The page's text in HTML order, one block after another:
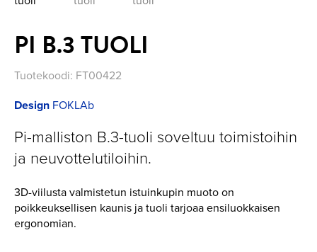
PI B.3 TUOLI
Tuotekoodi: FT00422
Design FOKLAb
Pi-malliston B.3-tuoli soveltuu toimistoihin
ja neuvottelutiloihin.
3D-viilusta valmistetun istuinkupin muoto on
poikkeuksellisen kaunis ja tuoli tarjoaa ensiluokkaisen
ergonomian.